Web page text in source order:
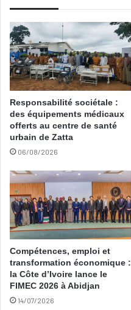
Responsabilité sociétale :
des équipements médicaux
offerts au centre de santé
urbain de Zatta
06/08/2026
Compétences, emploi et
transformation économique :
la Côte d’Ivoire lance le
FIMEC 2026 à Abidjan
14/07/2026